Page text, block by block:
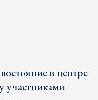
в центре
участниками